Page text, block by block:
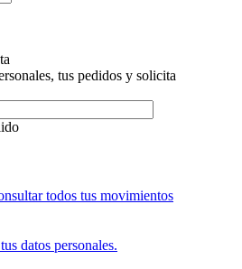
tus pedidos y solicita
todos tus movimientos
datos personales.